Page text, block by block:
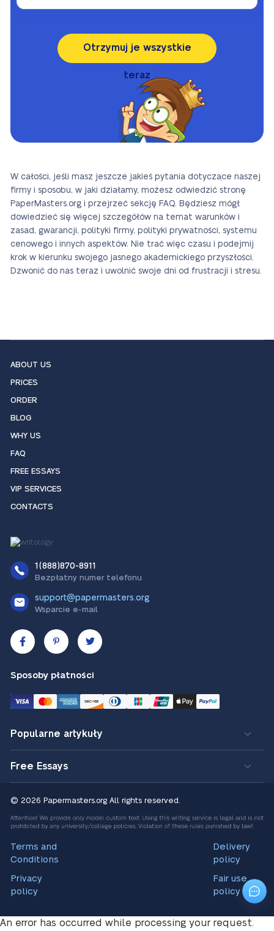
Otrzymuj je wszystkie
teraz
W całości, jeśli masz jeszcze jakieś pytania dotyczące naszej
firmy i sposobu, w jaki działamy, możesz odwiedzić stronę
PaperMasters.org i przejrzeć sekcję FAQ. Będziesz mógł
dowiedzieć się więcej szczegółów na temat warunków i
zasad, gwarancji, polityki firmy, polityki prywatności, systemu
cenowego i innych aspektów. Nie trać więc czasu i podejmij
krok w kierunku swojego jasnego akademickiego przyszłości.
Dzwonić do nas teraz i uwolnić swoje dni od frustracji i stresu.
ABOUT US
PRICES
ORDER
BLOG
WHY US
FAQ
FREE ESSAYS
VIP SERVICES
CONTACTS
1(888)870-8911
Bezpłatny numer telefonu
support@papermasters.org
Wsparcie e-mail
Sposoby płatności
Popularne artykuły
Free Essays
© 2026 Papermasters.org All rights reserved.
Terms and
Conditions
Privacy
policy
Delivery
policy
Fair use
policy
An error has occurred while processing your request.